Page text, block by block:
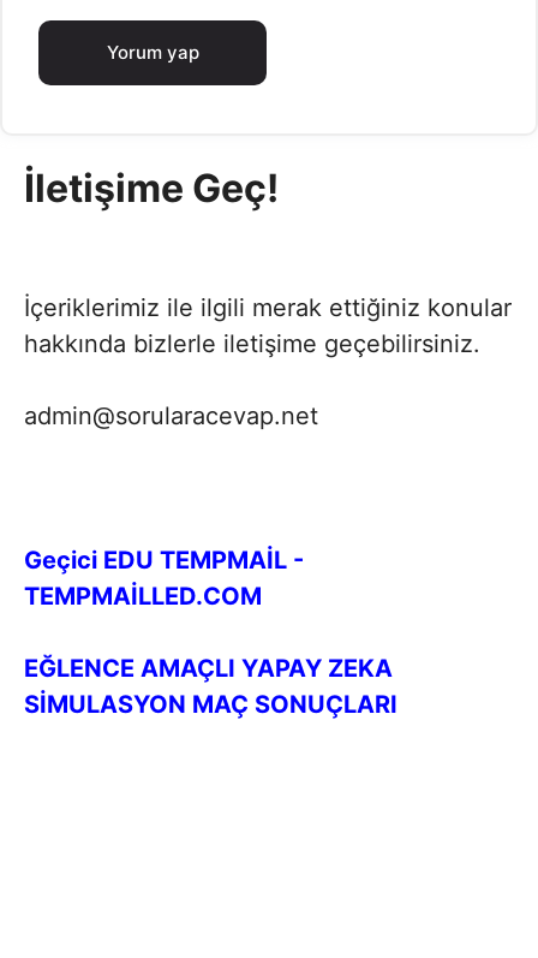
İletişime Geç!
İçeriklerimiz ile ilgili merak ettiğiniz konular
hakkında bizlerle iletişime geçebilirsiniz.
admin@sorularacevap.net
Geçici EDU TEMPMAİL -
TEMPMAİLLED.COM
EĞLENCE AMAÇLI YAPAY ZEKA
SİMULASYON MAÇ SONUÇLARI